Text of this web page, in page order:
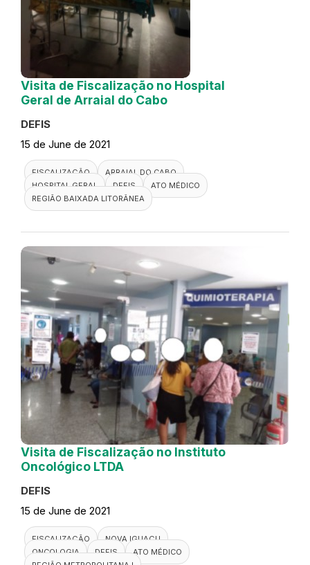
Visita de Fiscalização no Hospital
Geral de Arraial do Cabo
DEFIS
15 de June de 2021
FISCALIZAÇÃO
ARRAIAL DO CABO
HOSPITAL GERAL
DEFIS
ATO MÉDICO
REGIÃO BAIXADA LITORÂNEA
Visita de Fiscalização no Instituto
Oncológico LTDA
DEFIS
15 de June de 2021
FISCALIZAÇÃO
NOVA IGUAÇU
ONCOLOGIA
DEFIS
ATO MÉDICO